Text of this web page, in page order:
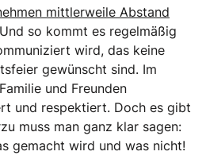
mittlerweile Abstand
Und so kommt es regelmäßig
wird, das keine
gewünscht sind. Im
und Freunden
und respektiert. Doch es gibt
muss man ganz klar sagen:
gemacht wird und was nicht!